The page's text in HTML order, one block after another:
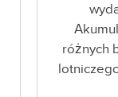
różnych